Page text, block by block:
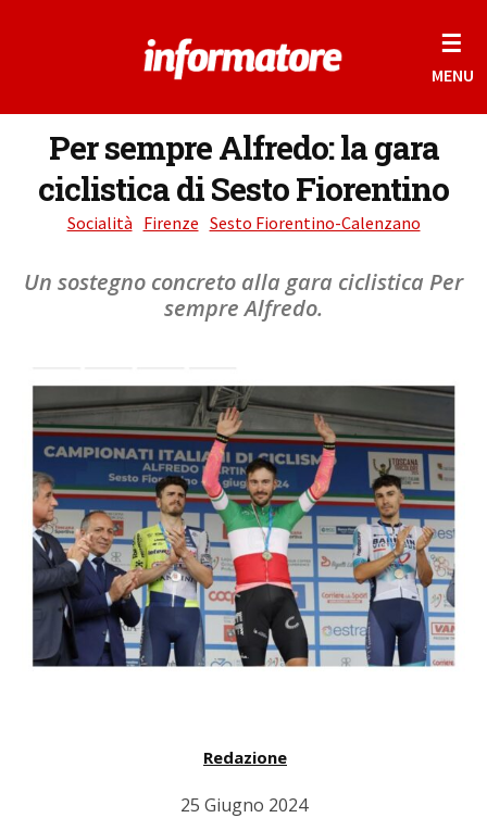
☰
MENU
Per sempre Alfredo: la gara
ciclistica di Sesto Fiorentino
Socialità Firenze Sesto Fiorentino-Calenzano
Un sostegno concreto alla gara ciclistica Per
sempre Alfredo.
Redazione
25 Giugno 2024